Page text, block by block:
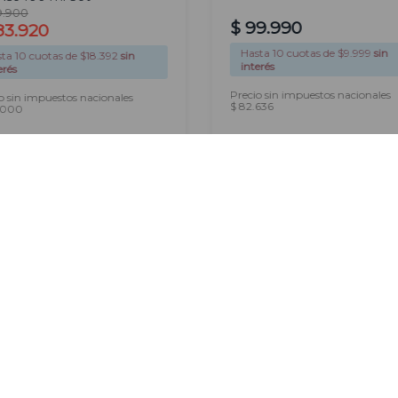
.900
.920
10 cuotas de $18.392 sin
sin impuestos nacionales
$ 99.990
Hasta 10 cuotas de $9.999 sin
interés
Precio sin impuestos nacionales
$ 82.636